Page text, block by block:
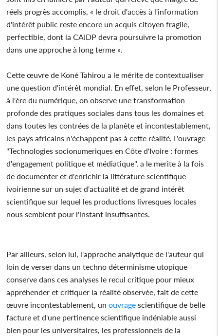
réels progrès accomplis, « le droit d'accès à l'information
d'intérêt public reste encore un acquis citoyen fragile,
perfectible, dont la CAIDP devra poursuivre la promotion
dans une approche à long terme ».
Cette œuvre de Koné Tahirou a le mérite de contextualiser
une question d'intérêt mondial. En effet, selon le Professeur,
à l'ère du numérique, on observe une transformation
profonde des pratiques sociales dans tous les domaines et
dans toutes les contrées de la planète et incontestablement,
les pays africains n'échappent pas à cette réalité. L'ouvrage
"Technologies socionumeriques en Côte d'Ivoire : formes
d'engagement politique et médiatique", a le merite à la fois
de documenter et d'enrichir la littérature scientifique
ivoirienne sur un sujet d'actualité et de grand intérêt
scientifique sur lequel les productions livresques locales
nous semblent pour l'instant insuffisantes.
Par ailleurs, selon lui, l'approche analytique de l'auteur qui
loin de verser dans un techno déterminisme utopique
conserve dans ces analyses le recul critique pour mieux
appréhender et critiquer la réalité observée, fait de cette
œuvre incontestablement, un ouvrage scientifique de belle
facture et d'une pertinence scientifique indéniable aussi
bien pour les universitaires, les professionnels de la